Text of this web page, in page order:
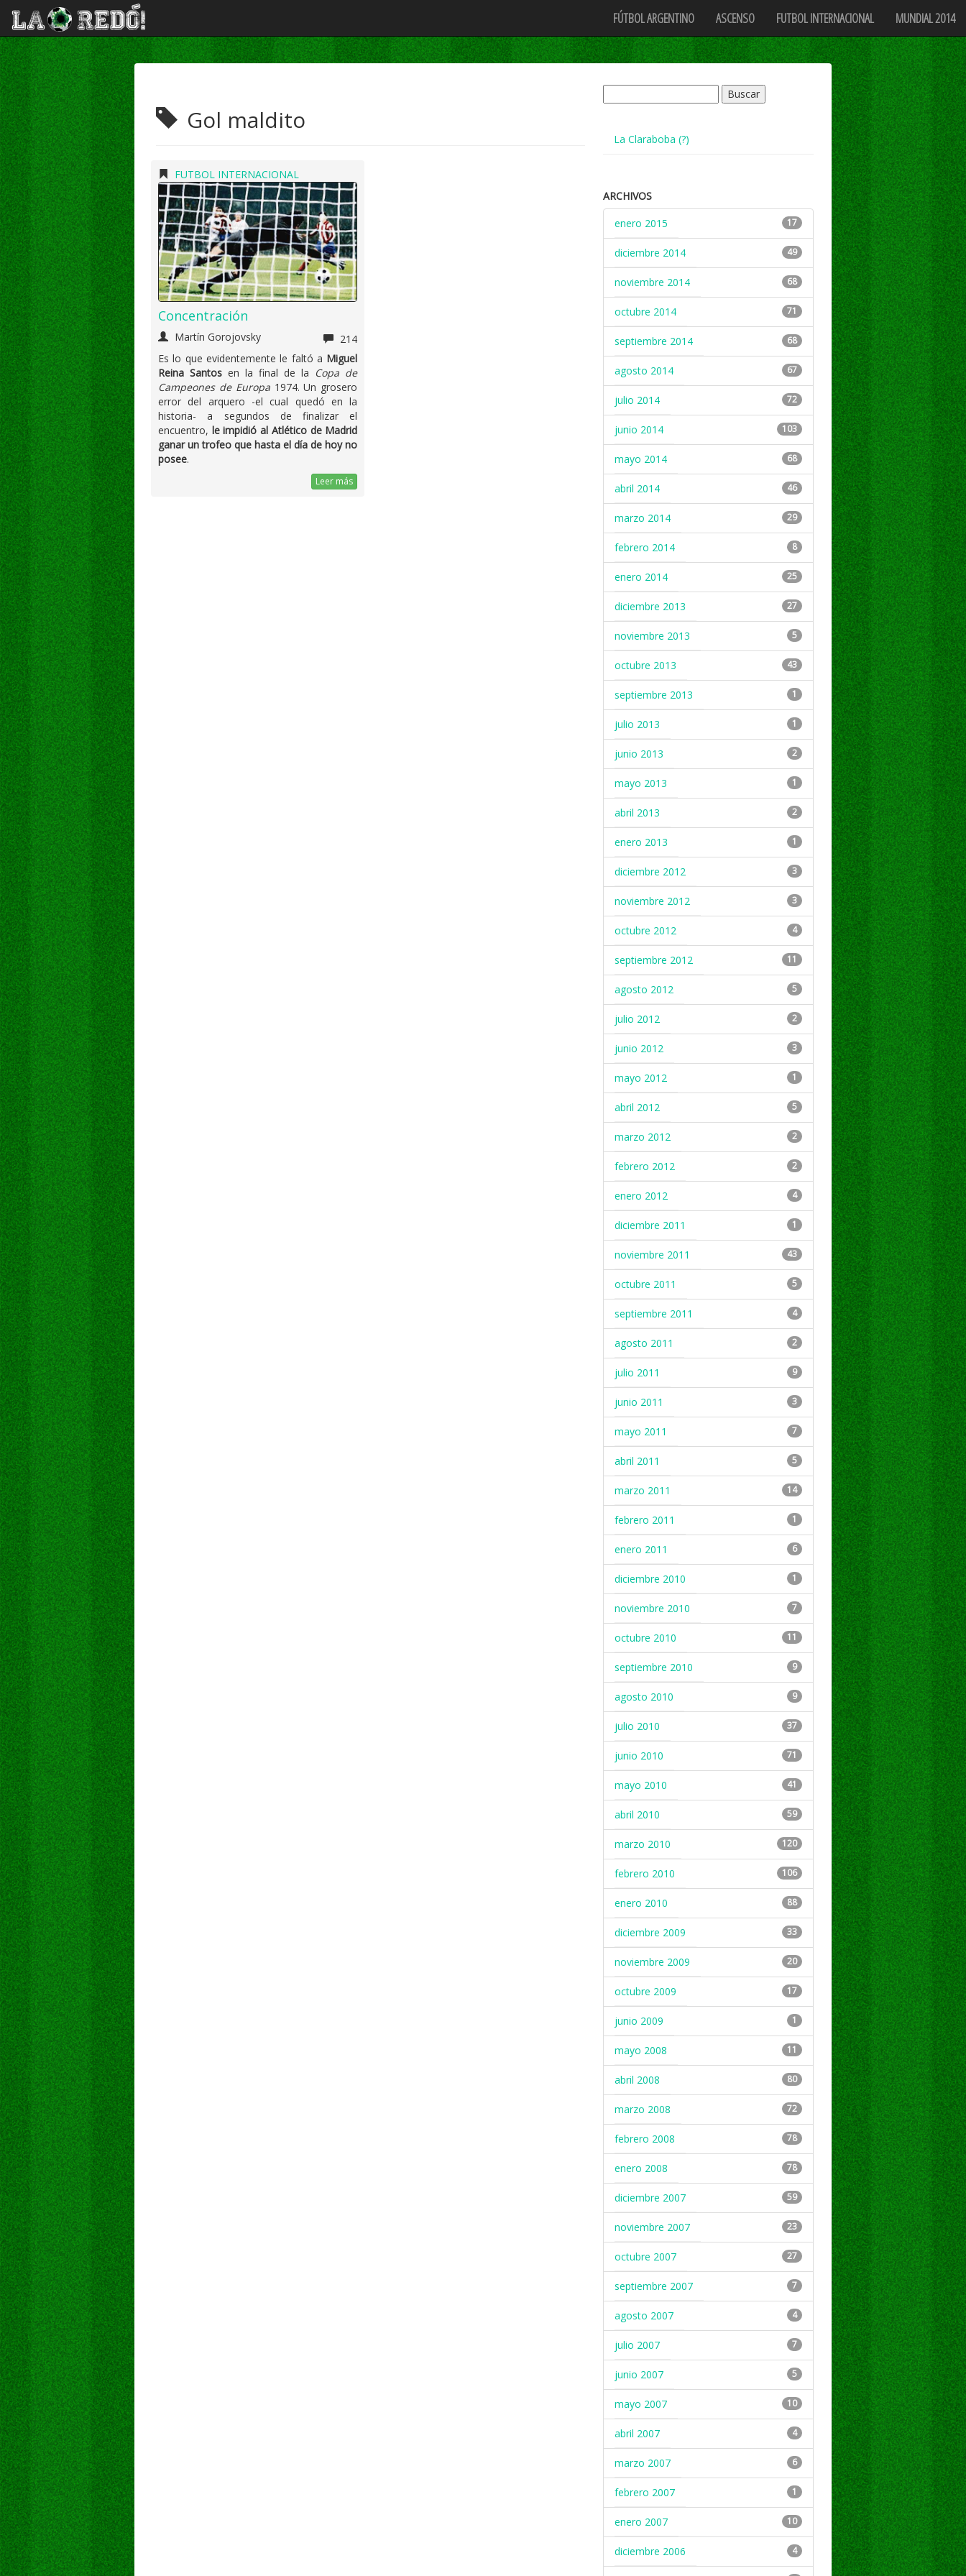
FÚTBOL ARGENTINO ASCENSO FUTBOL INTERNACIONAL MUNDIAL 2014
Gol maldito
FUTBOL INTERNACIONAL
Concentración
Martín Gorojovsky
214
Es lo que evidentemente le faltó a Miguel
Reina Santos en la final de la Copa de
Campeones de Europa1974. Un grosero
error del arquero -el cual quedó en la
historia- a segundos de finalizar el
encuentro, le impidió al Atlético de Madrid
ganar un trofeo que hasta el día de hoy no
posee.
Leer más
La Claraboba (?)
ARCHIVOS
enero 2015
17
diciembre 2014 49
noviembre 2014 68
octubre 2014 71
septiembre 2014 68
agosto 2014 67
julio 2014 72
junio 2014 103
mayo 2014 68
abril 2014 46
marzo 2014 29
febrero 2014 8
enero 2014 25
diciembre 2013 27
noviembre 2013 5
octubre 2013 43
septiembre 2013 1
julio 2013 1
junio 2013 2
mayo 2013 1
abril 2013 2
enero 2013 1
diciembre 2012 3
noviembre 2012 3
octubre 2012 4
septiembre 2012 11
agosto 2012 5
julio 2012 2
junio 2012 3
mayo 2012 1
abril 2012 5
marzo 2012 2
febrero 2012 2
enero 2012 4
diciembre 2011 1
noviembre 2011 43
octubre 2011 5
septiembre 2011 4
agosto 2011 2
julio 2011 9
junio 2011 3
mayo 2011 7
abril 2011 5
marzo 2011 14
febrero 2011 1
enero 2011 6
diciembre 2010 1
noviembre 2010 7
octubre 2010 11
septiembre 2010 9
agosto 2010 9
julio 2010 37
junio 2010 71
mayo 2010 41
abril 2010 59
marzo 2010 120
febrero 2010 106
enero 2010 88
diciembre 2009 33
noviembre 2009 20
octubre 2009 17
junio 2009 1
mayo 2008 11
abril 2008 80
marzo 2008 72
febrero 2008 78
enero 2008 78
diciembre 2007 59
noviembre 2007 23
octubre 2007 27
septiembre 2007 7
agosto 2007 4
julio 2007 7
junio 2007 5
mayo 2007 10
abril 2007 4
marzo 2007 6
febrero 2007 1
enero 2007 10
diciembre 2006 4